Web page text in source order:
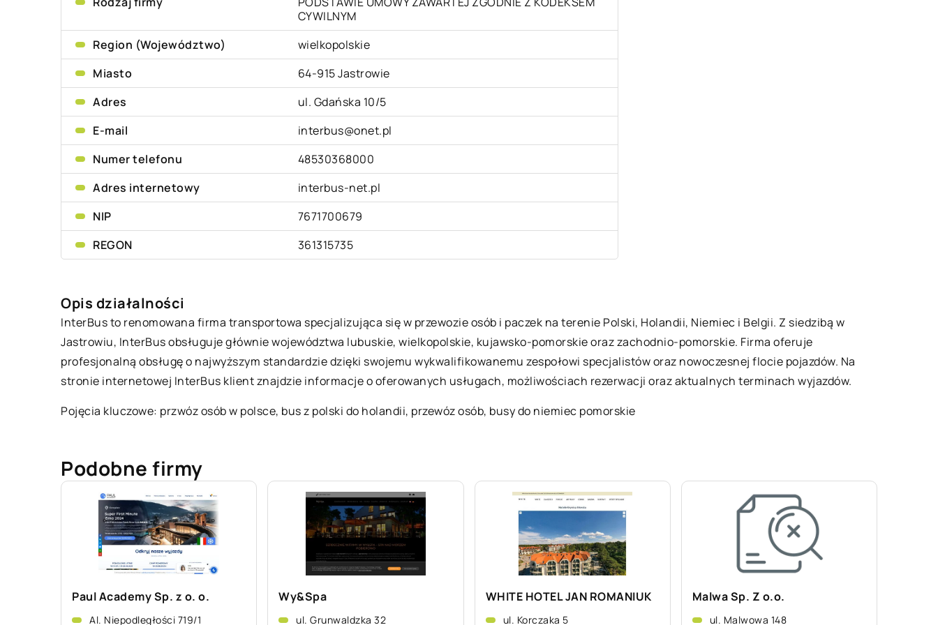
CYWILNYM
Region (Województwo)
wielkopolskie
Miasto
64-915 Jastrowie
Adres
ul. Gdańska 10/5
E-mail
interbus@onet.pl
Numer telefonu
48530368000
Adres internetowy
interbus-net.pl
NIP
7671700679
REGON
361315735
Opis działalności
InterBus to renomowana firma transportowa specjalizująca się w przewozie osób i paczek na terenie Polski, Holandii, Niemiec i Belgii. Z siedzibą w
Jastrowiu, InterBus obsługuje głównie województwa lubuskie, wielkopolskie, kujawsko-pomorskie oraz zachodnio-pomorskie. Firma oferuje
profesjonalną obsługę o najwyższym standardzie dzięki swojemu wykwalifikowanemu zespołowi specjalistów oraz nowoczesnej flocie pojazdów. Na
stronie internetowej InterBus klient znajdzie informacje o oferowanych usługach, możliwościach rezerwacji oraz aktualnych terminach wyjazdów.
Pojęcia kluczowe: przwóz osób w polsce, bus z polski do holandii, przewóz osób, busy do niemiec pomorskie
Podobne firmy
Paul Academy Sp. z o. o.
Al. Niepodległości 719/1
Wy&Spa
ul. Grunwaldzka 32
WHITE HOTEL JAN ROMANIUK
ul. Korczaka 5
Malwa Sp. Z o.o.
ul. Malwowa 148